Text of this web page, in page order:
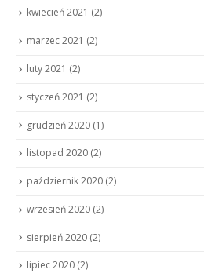
kwiecień 2021 (2)
marzec 2021 (2)
luty 2021 (2)
styczeń 2021 (2)
grudzień 2020 (1)
listopad 2020 (2)
październik 2020 (2)
wrzesień 2020 (2)
sierpień 2020 (2)
lipiec 2020 (2)